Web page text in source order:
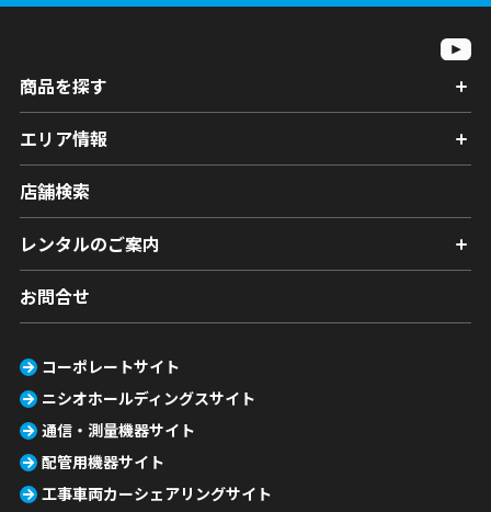
商品を探す
エリア情報
店舗検索
レンタルのご案内
お問合せ
コーポレートサイト
ニシオホールディングスサイト
通信・測量機器サイト
配管用機器サイト
工事車両カーシェアリングサイト